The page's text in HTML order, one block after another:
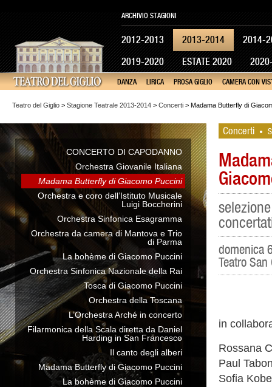
2012-2013 2013-2014
2014-
2019-2020
ESTATE 2020
ARCHIVIO STAGIONI
DANZA LIRICA PROSA GIGLIO CAMERA CON
Teatro del Giglio > Stagione Teatrale 2013-2014 > Concerti > Madama Butterfly di
CONCERTO DI CAPODANNO
Orchestra Giovanile Italiana
Madama Butterfly di Giacomo Puccini
Orchestra e coro dell’Istituto Musicale
Luigi Boccherini
Orchestra Sinfonica Esagramma
Orchestra da camera di Mantova e Trio
di Parma
La bohème di Giacomo Puccini
Orchestra Sinfonica Nazionale della Rai
Tosca di Giacomo Puccini
Orchestra della Toscana
L’Orchestra Arché in concerto
Filarmonica della Scala diretta da Daniel
Harding in San Francesco
Il canto degli alberi
Madama Butterfly di Giacomo Puccini
La bohème di Giacomo Puccini
Concerti •
domenica
Teatro San
in
Rossana
Paul
Sofia